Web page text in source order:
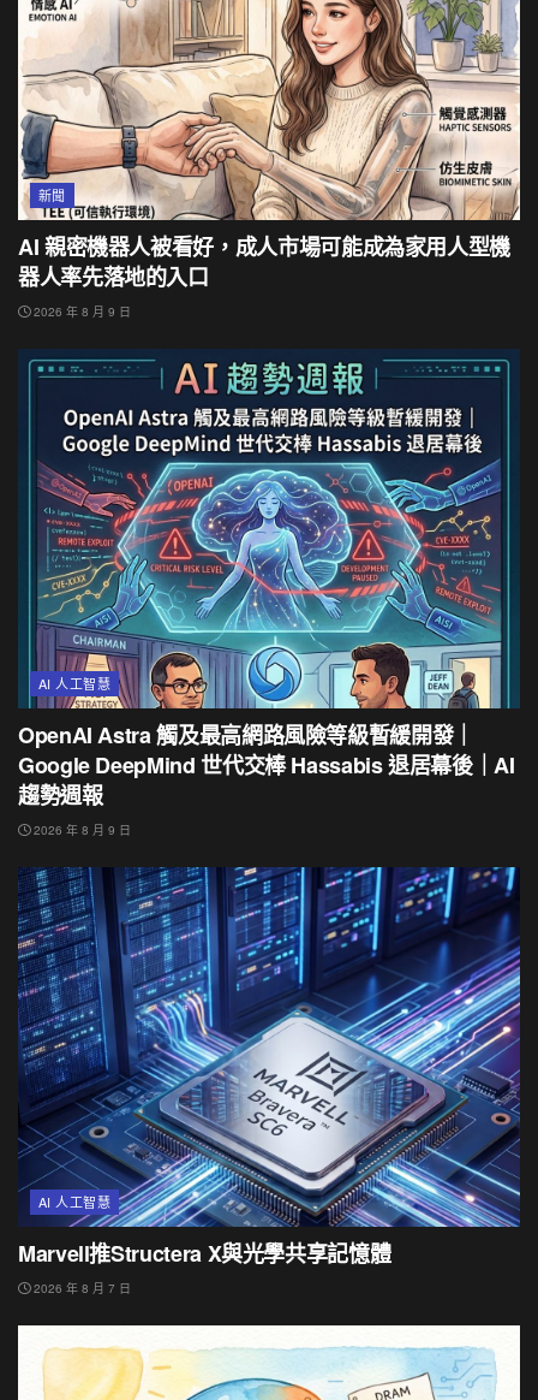
新聞
AI 親密機器人被看好，成人市場可能成為家用人型機
器人率先落地的入口
2026 年 8 月 9 日
AI 人工智慧
OpenAI Astra 觸及最高網路風險等級暫緩開發｜
Google DeepMind 世代交棒 Hassabis 退居幕後｜AI
趨勢週報
2026 年 8 月 9 日
AI 人工智慧
Marvell推Structera X與光學共享記憶體
2026 年 8 月 7 日